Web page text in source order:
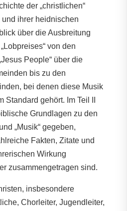
der „christlichen“
ihrer heidnischen
über die Ausbreitung
von den
People“ über die
bis zu den
bei denen diese Musik
gehört. Im Teil II
Grundlagen zu den
„Musik“ gegeben,
Fakten, Zitate und
Wirkung
zusammengetragen sind.
insbesondere
Chorleiter, Jugendleiter,